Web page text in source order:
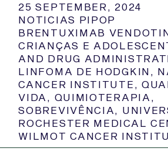
25 SEPTEMBER, 2024
NOTICIAS PIPOP
BRENTUXIMAB
CRIANÇAS E
AND DRUG
LINFOMA DE HODGKIN ,
CANCER INSTITUTE ,
VIDA , QUIMIOTERAPIA ,
SOBREVIVÊNCIA,
ROCHESTER MEDICAL
WILMOT CANCER